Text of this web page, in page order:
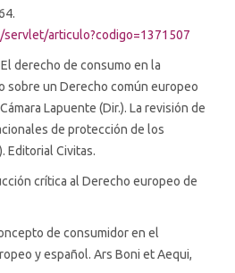
articulo?codigo=1371507
derecho de consumo en la
sobre un Derecho común europeo
Lapuente (Dir.). La revisión de
de protección de los
Editorial Civitas.
crítica al Derecho europeo de
de consumidor en el
y español. Ars Boni et Aequi,